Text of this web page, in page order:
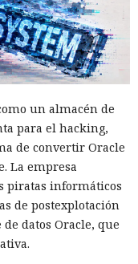
web streams a
en toda la capa de
más de solicitudes
de la carga útil
precarga, un
de
los
soporte de
de manejo de
de archivos tipo
un almacén de
para el hacking,
de convertir Oracle
La empresa
piratas informáticos
de postexplotación
datos Oracle, que